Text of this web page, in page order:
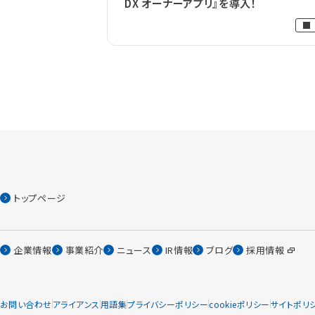
DX オーナーアプリ』を導入！
トップページ
企業情報 事業紹介 ニュース IR情報 ブログ 採用情報
お問い合わせアライアンス 用語集プライバシーポリシーcookieポリシーサイトポリ